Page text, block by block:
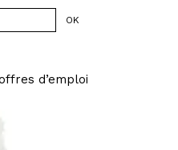
OK
d’emploi